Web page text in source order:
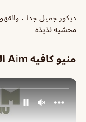
ديكور جميل جدا ،
محشيه لذيذه
منيو كافيه Aim الرياض